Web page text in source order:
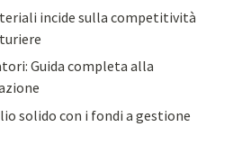
incide sulla competitività
Guida completa alla
solido con i fondi a gestione